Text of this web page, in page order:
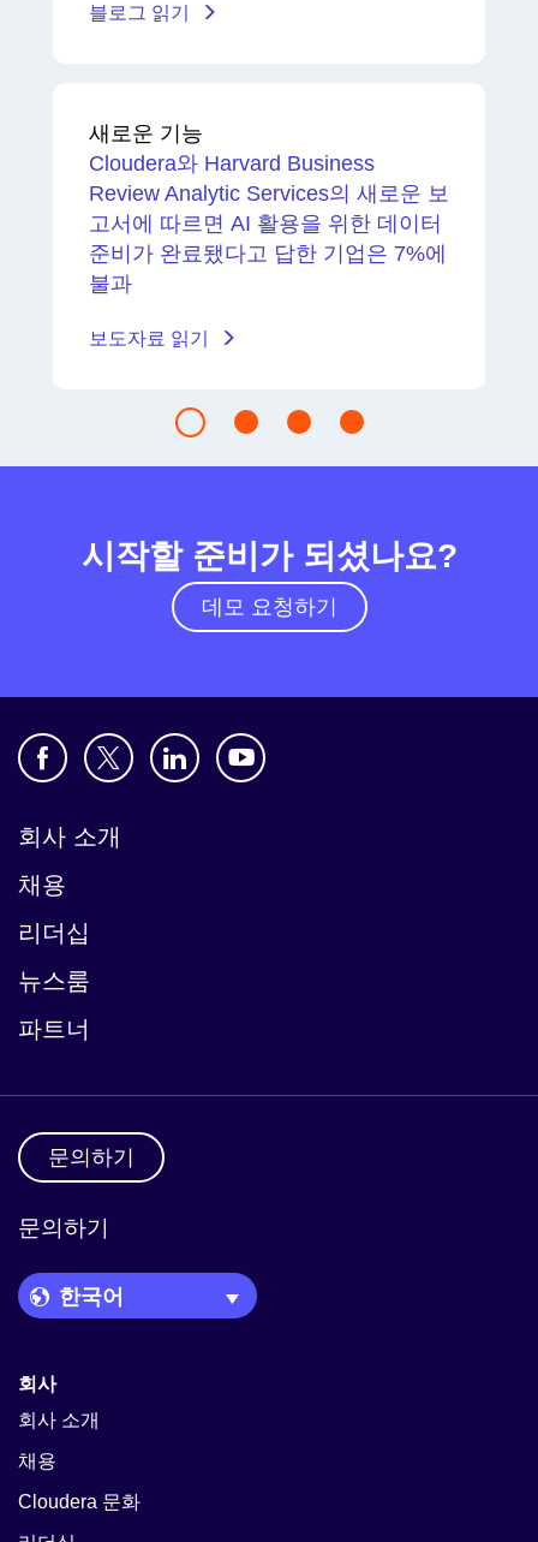
블로그 읽기
새로운 기능
Cloudera와 Harvard Business
Review Analytic Services의 새로운 보
고서에 따르면 AI 활용을 위한 데이터
준비가 완료됐다고 답한 기업은 7%에
불과
보도자료 읽기
시작할 준비가 되셨나요?
데모 요청하기
회사 소개
채용
리더십
뉴스룸
파트너
문의하기
문의하기
Language Picker
회사
회사 소개
채용
Cloudera 문화